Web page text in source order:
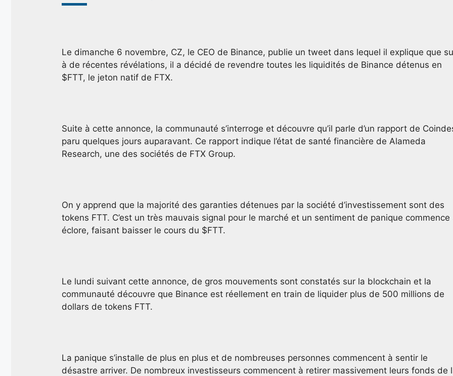
Le dimanche 6 novembre, CZ, le CEO de Binance, publie un tweet dans lequel il explique que
à de récentes révélations, il a décidé de revendre toutes les liquidités de Binance détenus en
$FTT, le jeton natif de FTX.
Suite à cette annonce, la communauté s’interroge et découvre qu’il parle d’un rapport de
paru quelques jours auparavant. Ce rapport indique l’état de santé financière de Alameda
Research, une des sociétés de FTX Group.
On y apprend que la majorité des garanties détenues par la société d’investissement sont des
tokens FTT. C’est un très mauvais signal pour le marché et un sentiment de panique commence
éclore, faisant baisser le cours du $FTT.
Le lundi suivant cette annonce, de gros mouvements sont constatés sur la blockchain et la
communauté découvre que Binance est réellement en train de liquider plus de 500 millions de
dollars de tokens FTT.
La panique s’installe de plus en plus et de nombreuses personnes commencent à sentir le
désastre arriver. De nombreux investisseurs commencent à retirer massivement leurs fonds de